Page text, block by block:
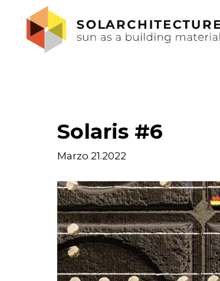
Solaris #6
Marzo 21.2022